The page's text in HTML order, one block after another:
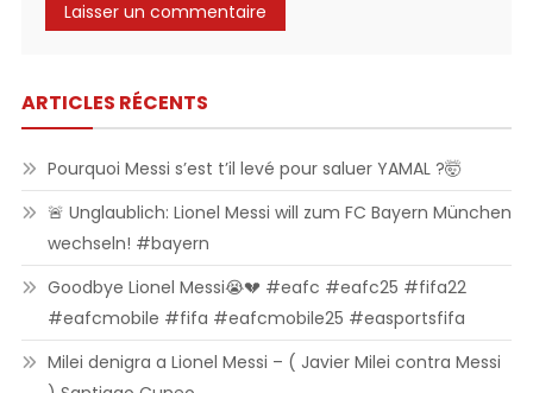
ARTICLES RÉCENTS
Pourquoi Messi s’est t’il levé pour saluer YAMAL ?🤯
🚨 Unglaublich: Lionel Messi will zum FC Bayern München
wechseln! #bayern
Goodbye Lionel Messi😭💔 #eafc #eafc25 #fifa22
#eafcmobile #fifa #eafcmobile25 #easportsfifa
Milei denigra a Lionel Messi – ( Javier Milei contra Messi